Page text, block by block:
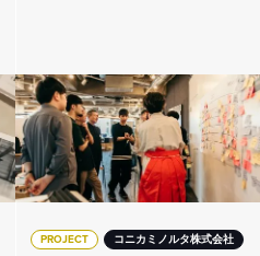
PROJECT コニカミノルタ株式会社